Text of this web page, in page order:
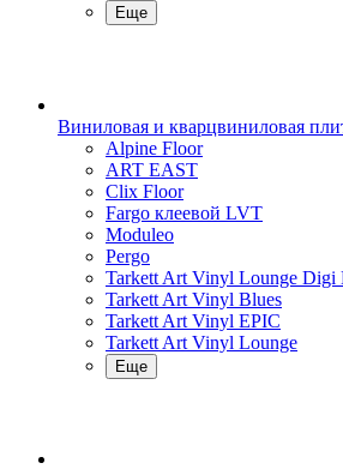
Еще
Виниловая и кварцвиниловая
Alpine Floor
ART EAST
Clix Floor
Fargo клеевой LVT
Moduleo
Pergo
Tarkett Art Vinyl Lounge Digi
Tarkett Art Vinyl Blues
Tarkett Art Vinyl EPIC
Tarkett Art Vinyl Lounge
Еще